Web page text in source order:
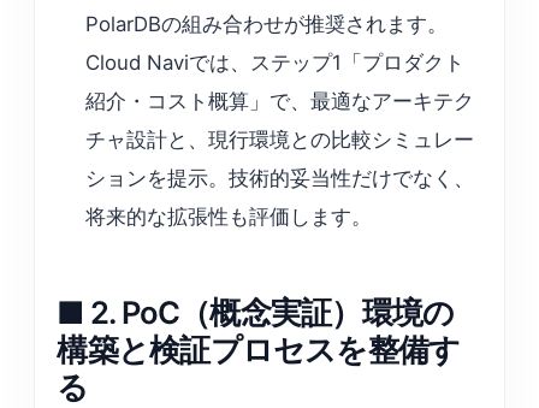
PolarDBの組み合わせが推奨されます。
Cloud Naviでは、ステップ1「プロダクト
紹介・コスト概算」で、最適なアーキテク
チャ設計と、現行環境との比較シミュレー
ションを提示。技術的妥当性だけでなく、
将来的な拡張性も評価します。
■ 2. PoC（概念実証）環境の
構築と検証プロセスを整備す
る